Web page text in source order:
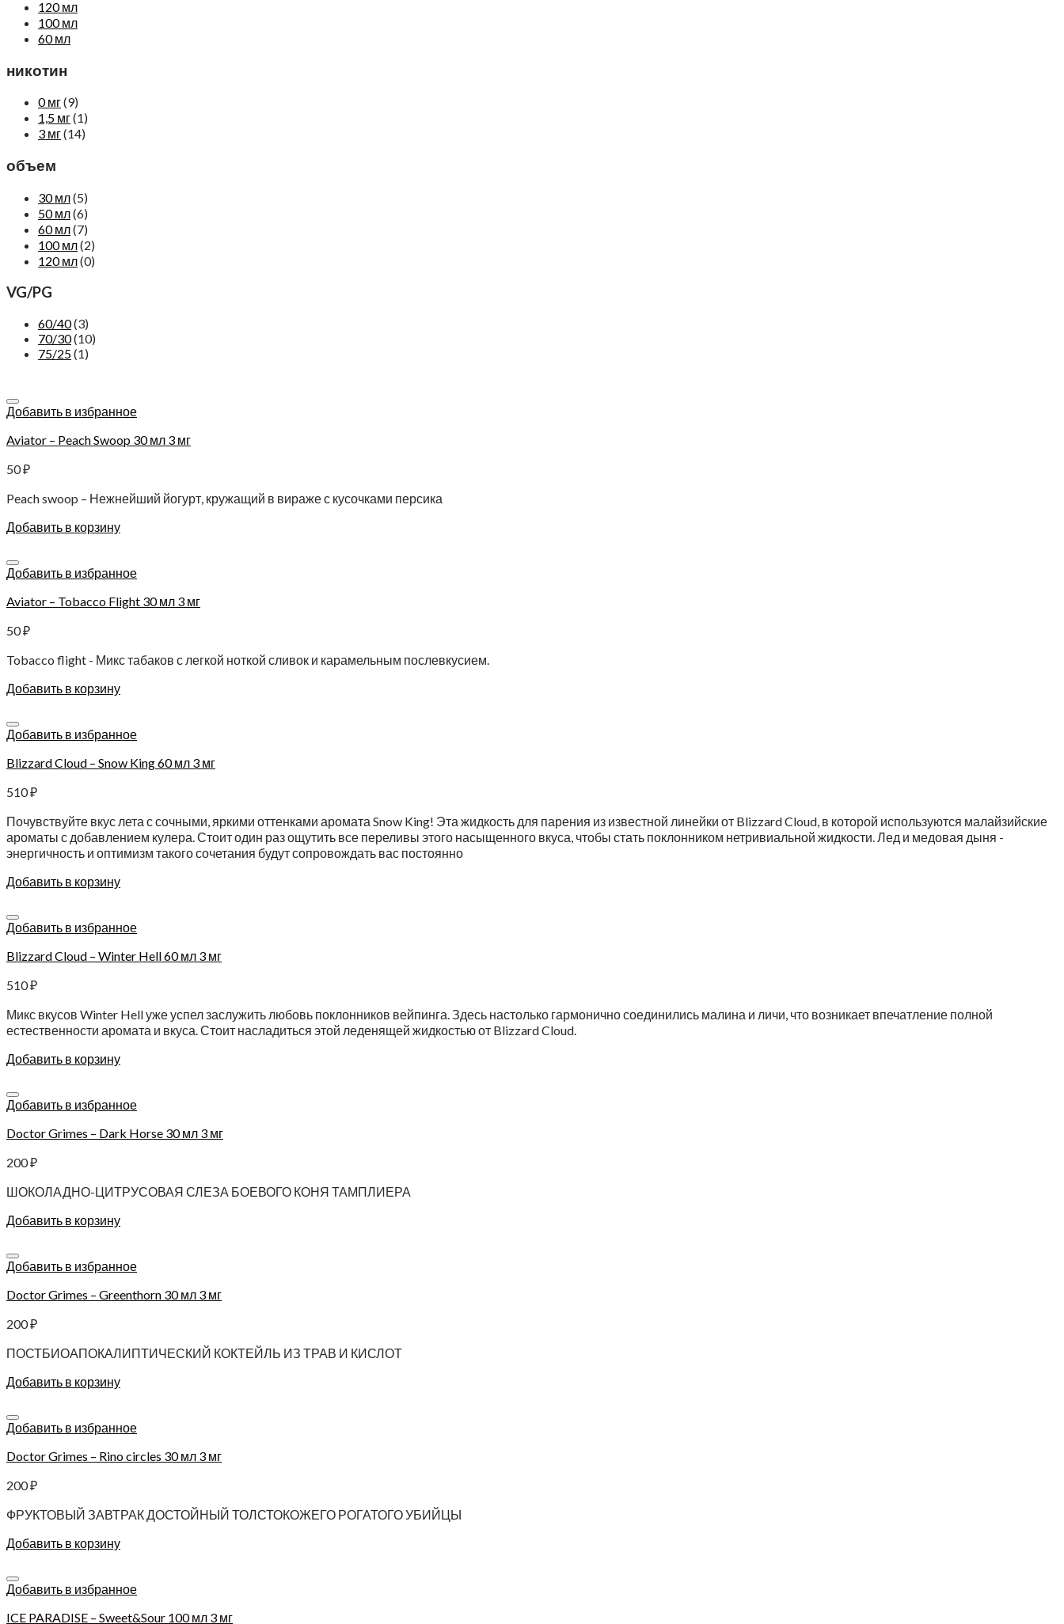
120 мл
100 мл
60 мл
никотин
0 мг(9)
1,5 мг(1)
3 мг(14)
объем
30 мл(5)
50 мл(6)
60 мл(7)
100 мл(2)
120 мл(0)
VG/PG
60/40(3)
70/30(10)
75/25(1)
Добавить в избранное
Aviator – Peach Swoop 30 мл 3 мг
50₽
Peach swoop – Нежнейший йогурт, кружащий в вираже с кусочками персика
Добавить в корзину
Добавить в избранное
Aviator – Tobacco Flight 30 мл 3 мг
50₽
Tobacco flight - Микс табаков с легкой ноткой сливок и карамельным послевкусием.
Добавить в корзину
Добавить в избранное
Blizzard Cloud – Snow King 60 мл 3 мг
510₽
Почувствуйте вкус лета с сочными, яркими оттенками аромата Snow King! Эта жидкость для парения из известной линейки от Blizzard Cloud, в которой используются малайзийские
ароматы с добавлением кулера. Стоит один раз ощутить все переливы этого насыщенного вкуса, чтобы стать поклонником нетривиальной жидкости. Лед и медовая дыня -
энергичность и оптимизм такого сочетания будут сопровождать вас постоянно
Добавить в корзину
Добавить в избранное
Blizzard Cloud – Winter Hell 60 мл 3 мг
510₽
Микс вкусов Winter Hell уже успел заслужить любовь поклонников вейпинга. Здесь настолько гармонично соединились малина и личи, что возникает впечатление полной
естественности аромата и вкуса. Стоит насладиться этой леденящей жидкостью от Blizzard Cloud.
Добавить в корзину
Добавить в избранное
Doctor Grimes – Dark Horse 30 мл 3 мг
200₽
ШОКОЛАДНО-ЦИТРУСОВАЯ СЛЕЗА БОЕВОГО КОНЯ ТАМПЛИЕРА
Добавить в корзину
Добавить в избранное
Doctor Grimes – Greenthorn 30 мл 3 мг
200₽
ПОСТБИОАПОКАЛИПТИЧЕСКИЙ КОКТЕЙЛЬ ИЗ ТРАВ И КИСЛОТ
Добавить в корзину
Добавить в избранное
Doctor Grimes – Rino circles 30 мл 3 мг
200₽
ФРУКТОВЫЙ ЗАВТРАК ДОСТОЙНЫЙ ТОЛСТОКОЖЕГО РОГАТОГО УБИЙЦЫ
Добавить в корзину
Добавить в избранное
ICE PARADISE – Sweet&Sour 100 мл 3 мг